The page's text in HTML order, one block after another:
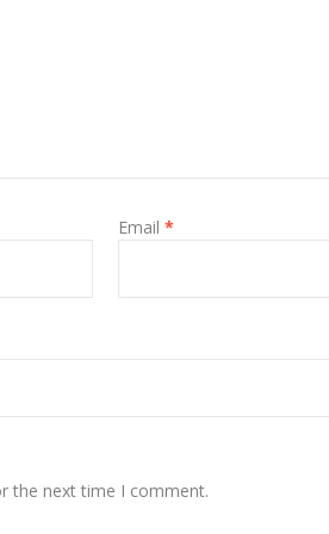
Email *
the next time I comment.